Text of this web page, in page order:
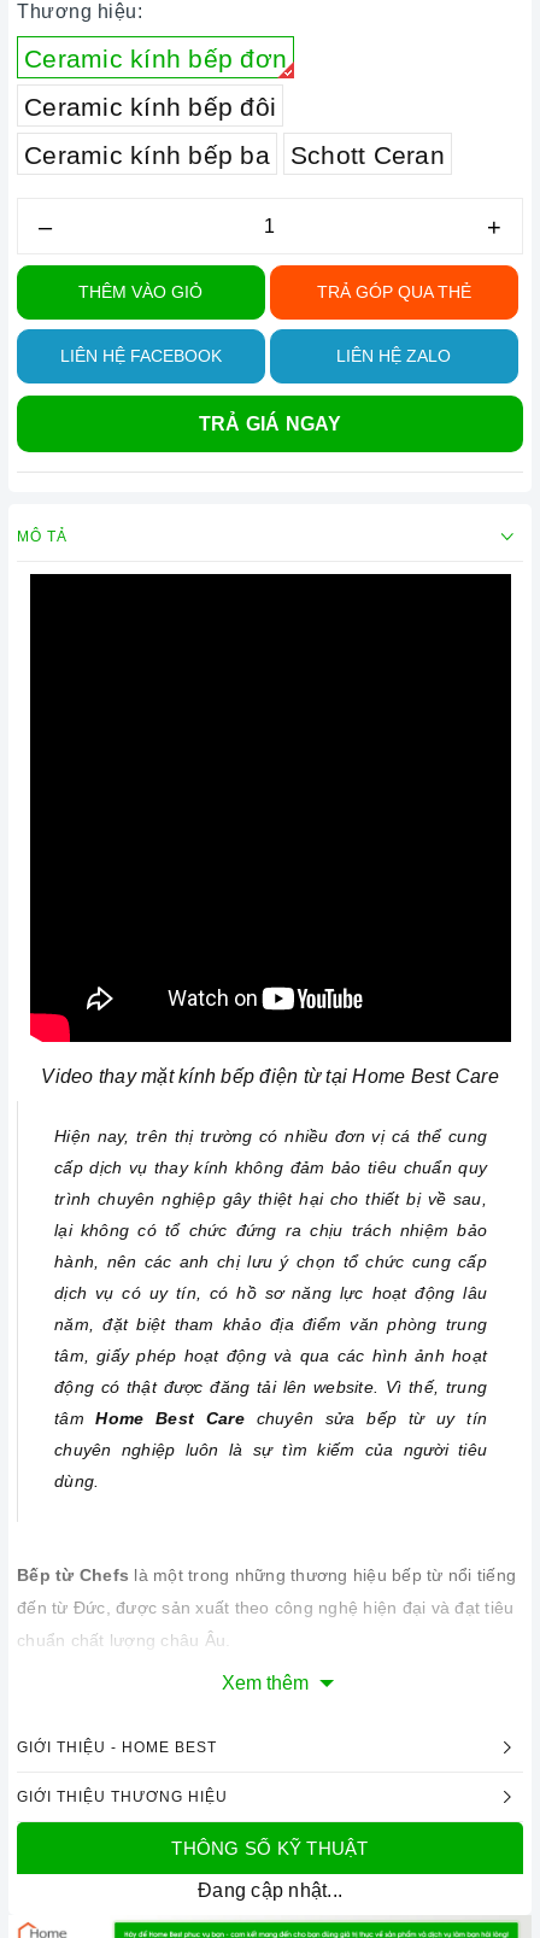
Thương hiệu:
Ceramic kính bếp đơn
Ceramic kính bếp đôi
Ceramic kính bếp ba
Schott Ceran
– +
THÊM VÀO GIỎ TRẢ GÓP QUA THẺ
LIÊN HỆ FACEBOOK LIÊN HỆ ZALO
TRẢ GIÁ NGAY
MÔ TẢ
Video thay mặt kính bếp điện từ tại Home Best Care
Hiện nay, trên thị trường có nhiều đơn vị cá thể cung
cấp dịch vụ thay kính không đảm bảo tiêu chuẩn quy
trình chuyên nghiệp gây thiệt hại cho thiết bị về sau,
lại không có tổ chức đứng ra chịu trách nhiệm bảo
hành, nên các anh chị lưu ý chọn tổ chức cung cấp
dịch vụ có uy tín, có hồ sơ năng lực hoạt động lâu
năm, đặt biệt tham khảo địa điểm văn phòng trung
tâm, giấy phép hoạt động và qua các hình ảnh hoạt
động có thật được đăng tải lên website. Vì thế, trung
tâmHome Best Carechuyên sửa bếp từ uy tín
chuyên nghiệp luôn là sự tìm kiếm của người tiêu
dùng.
Bếp từ Chefs là một trong những thương hiệu bếp từ nổi tiếng
đến từ Đức, được sản xuất theo công nghệ hiện đại và đạt tiêu
chuẩn chất lượng châu Âu.
Tuy nhiên, nếu trong quá trình sử dụng gặp phải sự cố liên
thay mặt kính bếp từChefs
toàn đến quý khách hàng.
Xem thêm
GIỚI THIỆU - HOME BEST
GIỚI THIỆU THƯƠNG HIỆU
THÔNG SỐ KỸ THUẬT
Đang cập nhật...